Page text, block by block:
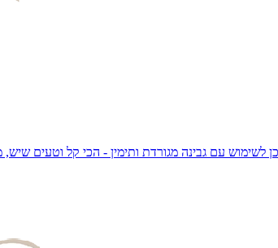
לשימוש עם גבינה מגורדת ותימין - הכי קל וטעים